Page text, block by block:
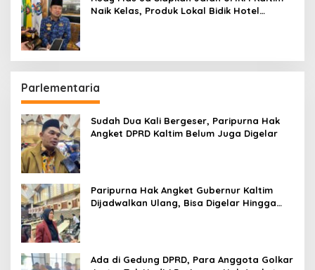
Naik Kelas, Produk Lokal Bidik Hotel
Parlementaria
Sudah Dua Kali Bergeser, Paripurna Hak
Angket DPRD Kaltim Belum Juga Digelar
Paripurna Hak Angket Gubernur Kaltim
Dijadwalkan Ulang, Bisa Digelar Hingga
Ada di Gedung DPRD, Para Anggota Golkar